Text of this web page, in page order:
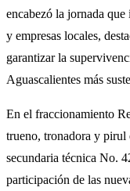
encabezó la jornada
y empresas locales,
garantizar la
Aguascalientes más
En el fraccionamiento
trueno, tronadora y pirul
secundaria técnica No.
participación de las